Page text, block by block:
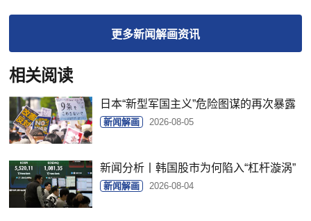
更多新闻解画资讯
相关阅读
日本“新型军国主义”危险图谋的再次暴露
新闻解画 2026-08-05
新闻分析丨韩国股市为何陷入“杠杆漩涡”
新闻解画 2026-08-04